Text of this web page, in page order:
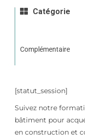
Catégorie
Complémentaire
[statut_session]
Suivez notre
bâtiment pour
en construction et